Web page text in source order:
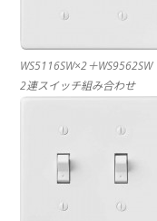
WS5116SW×2＋WS9562SW
2連スイッチ組み合わせ